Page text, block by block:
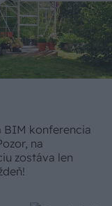
BIM konferencia
na
zostáva len